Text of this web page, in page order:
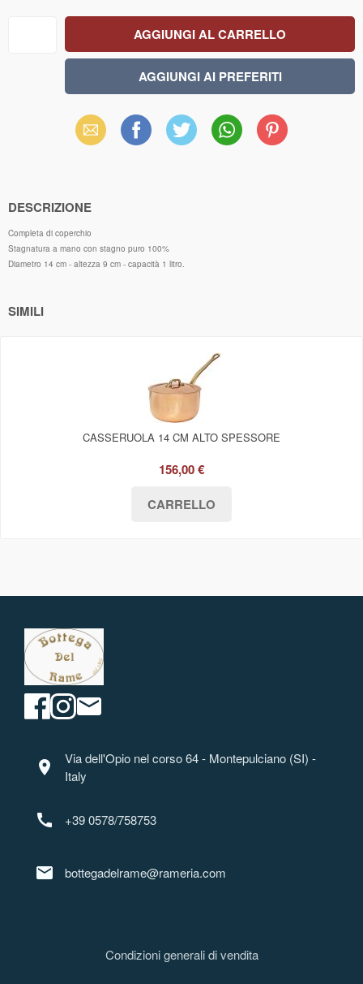
Email Facebook X WhatsAppPinterest
DESCRIZIONE
Completa di coperchio
Stagnatura a mano con stagno puro 100%
Diametro 14 cm - altezza 9 cm - capacità 1 litro.
SIMILI
CASSERUOLA 14 CM ALTO SPESSORE
156,00 €
Condizioni generali di vendita
location_on
Via dell'Opio nel corso 64 - Montepulciano (SI) -
Italy
call +39 0578/758753
mail bottegadelrame@rameria.com